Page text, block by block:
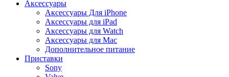
Аксессуары
Аксессуары Для iPhone
Аксессуары для iPad
Аксессуары для Watch
Аксессуары для Mac
Дополнительное питание
Приставки
Sony